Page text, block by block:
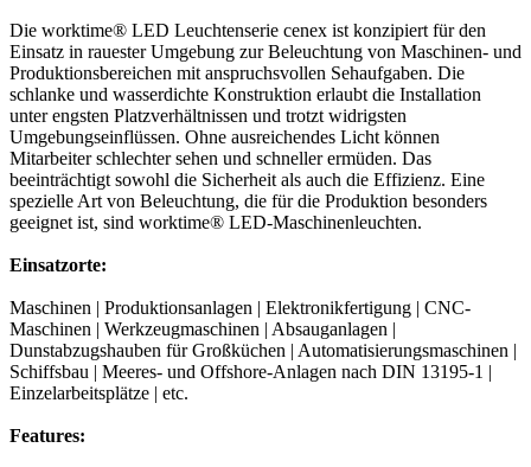
Die worktime® LED Leuchtenserie cenex ist konzipiert für den
Einsatz in rauester Umgebung zur Beleuchtung von Maschinen- und
Produktionsbereichen mit anspruchsvollen Sehaufgaben. Die
schlanke und wasserdichte Konstruktion erlaubt die Installation
unter engsten Platzverhältnissen und trotzt widrigsten
Umgebungseinflüssen. Ohne ausreichendes Licht können
Mitarbeiter schlechter sehen und schneller ermüden. Das
beeinträchtigt sowohl die Sicherheit als auch die Effizienz. Eine
spezielle Art von Beleuchtung, die für die Produktion besonders
geeignet ist, sind worktime® LED-Maschinenleuchten.
Einsatzorte:
Maschinen | Produktionsanlagen | Elektronikfertigung | CNC-
Maschinen | Werkzeugmaschinen | Absauganlagen |
Dunstabzugshauben für Großküchen | Automatisierungsmaschinen |
Schiffsbau | Meeres- und Offshore-Anlagen nach DIN 13195-1 |
Einzelarbeitsplätze | etc.
Features: